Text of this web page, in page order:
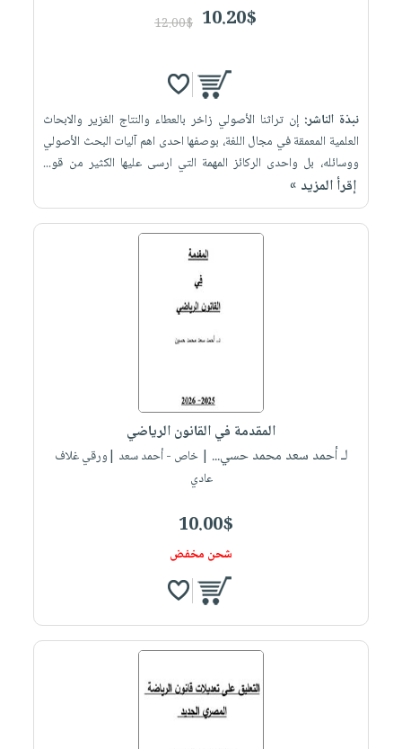
10.20$
12.00$
نبذة الناشر:إن تراثنا الأصولي زاخر بالعطاء والنتاج الغزير والابحاث
العلمية المعمقة في مجال اللغة، بوصفها احدى اهم آليات البحث الأصولي
ووسائله، بل واحدى الركائز المهمة التي ارسى عليها الكثير من قو...
إقرأ المزيد »
المقدمة في القانون الرياضي
لـ أحمد سعد محمد حسي... | خاص - أحمد سعد |ورقي غلاف
عادي
10.00$
شحن مخفض